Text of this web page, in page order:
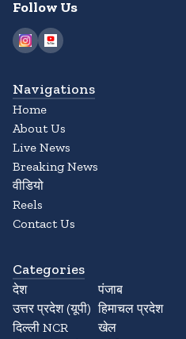
Follow Us
Navigations
Home
About Us
Live News
Breaking News
वीडियो
Reels
Contact Us
Categories
देश
उत्तर प्रदेश (यूपी)
दिल्ली NCR
पंजाब
हिमाचल प्रदेश
खेल